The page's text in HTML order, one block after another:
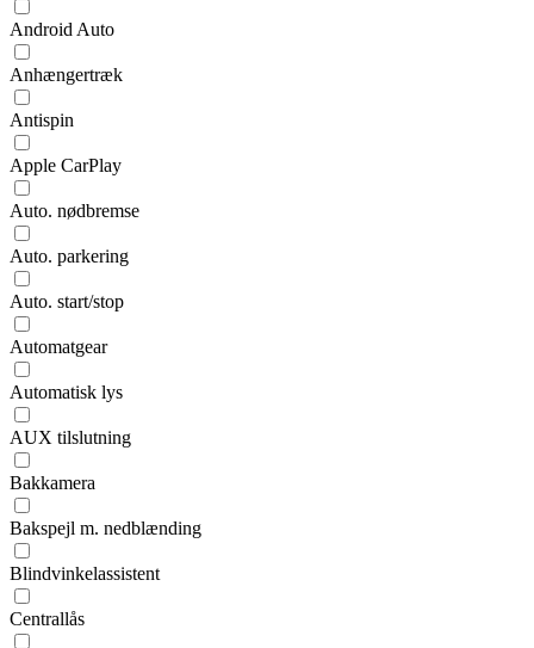
Android Auto
Anhængertræk
Antispin
Apple CarPlay
Auto. nødbremse
Auto. parkering
Auto. start/stop
Automatgear
Automatisk lys
AUX tilslutning
Bakkamera
Bakspejl m. nedblænding
Blindvinkelassistent
Centrallås